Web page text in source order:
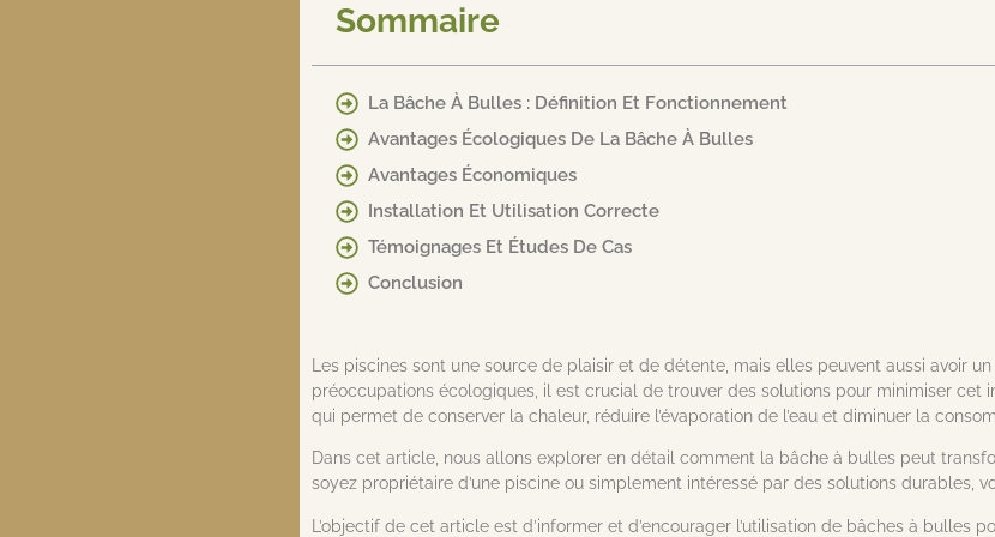
Sommaire
La Bâche À Bulles : Définition Et Fonctionnement
Avantages Écologiques De La Bâche À Bulles
Avantages Économiques
Installation Et Utilisation Correcte
Témoignages Et Études De Cas
Conclusion
Les piscines sont une source de plaisir et de détente, mais elles peuvent aussi avoir
préoccupations écologiques, il est crucial de trouver des solutions pour minimiser cet
qui permet de conserver la chaleur, réduire l’évaporation de l’eau et diminuer la
Dans cet article, nous allons explorer en détail comment la bâche à bulles peut
soyez propriétaire d’une piscine ou simplement intéressé par des solutions
L’objectif de cet article est d’informer et d’encourager l’utilisation de bâches à